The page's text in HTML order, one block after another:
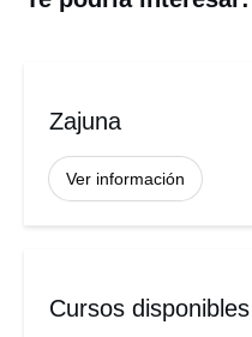
Zajuna
Ver información
Cursos